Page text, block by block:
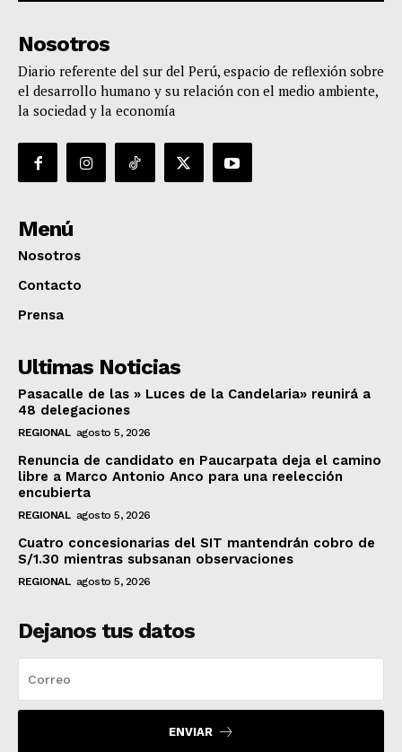
Nosotros
Diario referente del sur del Perú, espacio de reflexión sobre
el desarrollo humano y su relación con el medio ambiente,
la sociedad y la economía
Menú
Nosotros
Contacto
Prensa
Ultimas Noticias
Pasacalle de las » Luces de la Candelaria» reunirá a
48 delegaciones
REGIONAL agosto 5, 2026
Renuncia de candidato en Paucarpata deja el camino
libre a Marco Antonio Anco para una reelección
encubierta
REGIONAL agosto 5, 2026
Cuatro concesionarias del SIT mantendrán cobro de
S/1.30 mientras subsanan observaciones
REGIONAL agosto 5, 2026
Dejanos tus datos
ENVIAR